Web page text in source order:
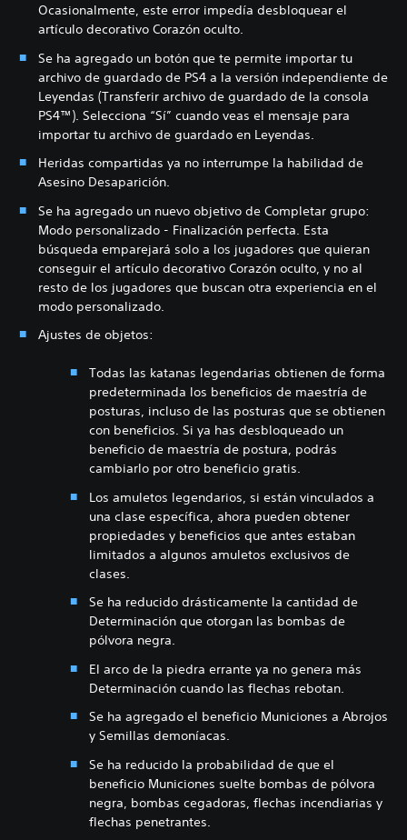
Ocasionalmente, este error impedía desbloquear el
artículo decorativo Corazón oculto.
Se ha agregado un botón que te permite importar tu
archivo de guardado de PS4 a la versión independiente de
Leyendas (Transferir archivo de guardado de la consola
PS4™). Selecciona “Sí” cuando veas el mensaje para
importar tu archivo de guardado en Leyendas.
Heridas compartidas ya no interrumpe la habilidad de
Asesino Desaparición.
Se ha agregado un nuevo objetivo de Completar grupo:
Modo personalizado - Finalización perfecta. Esta
búsqueda emparejará solo a los jugadores que quieran
conseguir el artículo decorativo Corazón oculto, y no al
resto de los jugadores que buscan otra experiencia en el
modo personalizado.
Ajustes de objetos:
Todas las katanas legendarias obtienen de forma
predeterminada los beneficios de maestría de
posturas, incluso de las posturas que se obtienen
con beneficios. Si ya has desbloqueado un
beneficio de maestría de postura, podrás
cambiarlo por otro beneficio gratis.
Los amuletos legendarios, si están vinculados a
una clase específica, ahora pueden obtener
propiedades y beneficios que antes estaban
limitados a algunos amuletos exclusivos de
clases.
Se ha reducido drásticamente la cantidad de
Determinación que otorgan las bombas de
pólvora negra.
El arco de la piedra errante ya no genera más
Determinación cuando las flechas rebotan.
Se ha agregado el beneficio Municiones a Abrojos
y Semillas demoníacas.
Se ha reducido la probabilidad de que el
beneficio Municiones suelte bombas de pólvora
negra, bombas cegadoras, flechas incendiarias y
flechas penetrantes.